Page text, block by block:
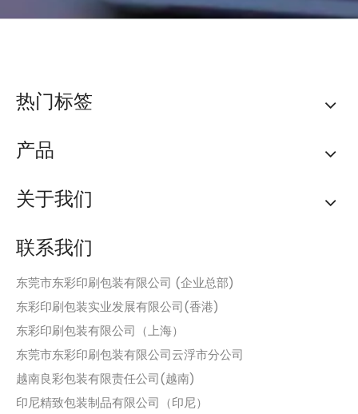
热门标签
产品
关于我们
联系我们
东莞市东彩印刷包装有限公司 (企业总部)
东彩印刷包装实业发展有限公司(香港)
东彩印刷包装有限公司（上海）
东莞市东彩印刷包装有限公司云浮市分公司
越南良彩包装有限责任公司(越南)
印尼精致包装制品有限公司（印尼）